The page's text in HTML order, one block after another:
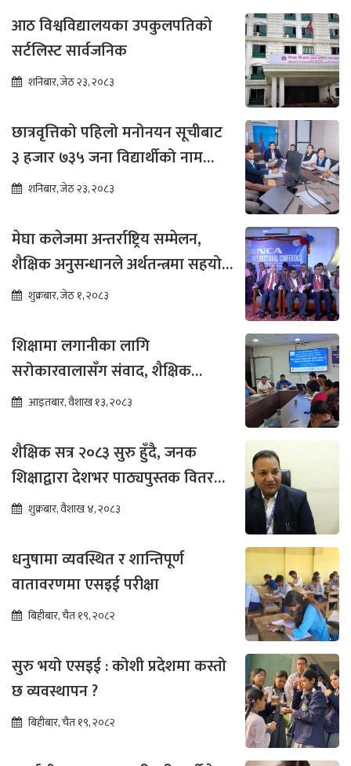
आठ विश्वविद्यालयका उपकुलपतिको
सर्टलिस्ट सार्वजनिक
शनिबार, जेठ २३, २०८३
छात्रवृत्तिको पहिलो मनोनयन सूचीबाट
३ हजार ७३५ जना विद्यार्थीको नाम
भर्नाका लागि सिफारिस
शनिबार, जेठ २३, २०८३
मेघा कलेजमा अन्तर्राष्ट्रिय सम्मेलन,
शैक्षिक अनुसन्धानले अर्थतन्त्रमा सहयोग
पुग्ने विश्वास
शुक्रबार, जेठ १, २०८३
शिक्षामा लगानीका लागि
सरोकारवालासँग संवाद, शैक्षिक
सुधारमा जोड
आइतबार, वैशाख १३, २०८३
शैक्षिक सत्र २०८३ सुरु हुँदै, जनक
शिक्षाद्वारा देशभर पाठ्यपुस्तक वितरण
तीव्रशुक्रबार, वैशाख ४, २०८३
धनुषामा व्यवस्थित र शान्तिपूर्ण
वातावरणमा एसइई परीक्षा
बिहीबार, चैत १९, २०८२
सुरु भयो एसइई : कोशी प्रदेशमा कस्तो
छ व्यवस्थापन ?
बिहीबार, चैत १९, २०८२